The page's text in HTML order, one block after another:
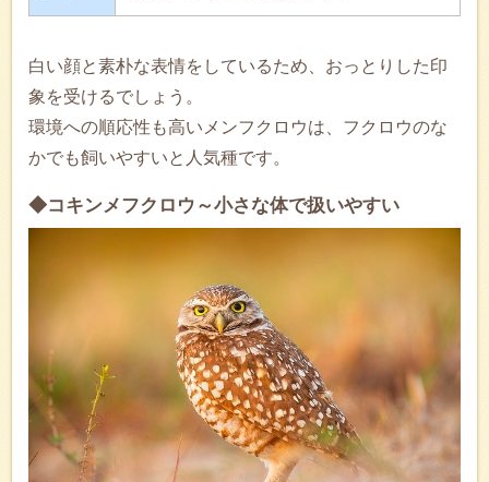
白い顔と素朴な表情をしているため、おっとりした印
象を受けるでしょう。
環境への順応性も高いメンフクロウは、フクロウのな
かでも飼いやすいと人気種です。
◆コキンメフクロウ～小さな体で扱いやすい